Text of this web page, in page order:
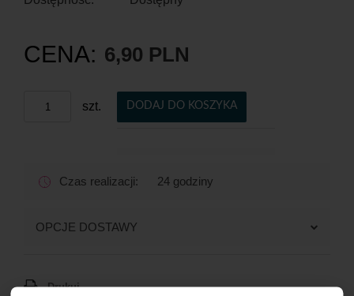
CENA: 6,90 PLN
szt. DODAJ DO KOSZYKA
Czas realizacji: 24 godziny
OPCJE DOSTAWY
Drukuj